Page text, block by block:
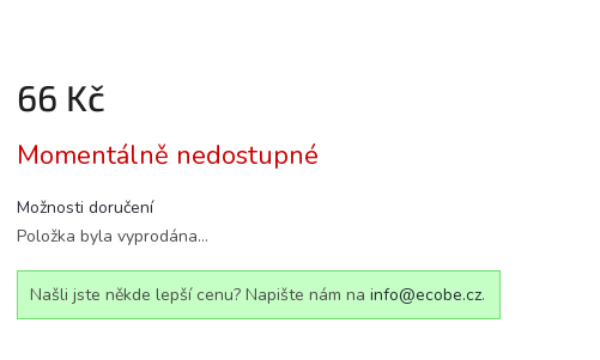
66 Kč
cena:
Momentálně nedostupné
Možnosti doručení
Položka byla vyprodána…
Našli jste někde lepší cenu? Napište nám na info@ecobe.cz.